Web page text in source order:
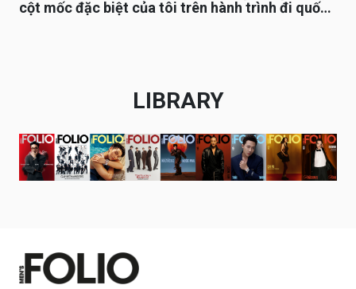
cột mốc đặc biệt của tôi trên hành trình đi quốc
LIBRARY